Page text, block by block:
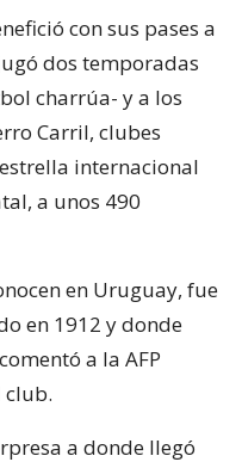
con sus pases a
dos temporadas
charrúa- y a los
Carril, clubes
internacional
a unos 490
en Uruguay, fue
en 1912 y donde
a la AFP
club.
a donde llegó